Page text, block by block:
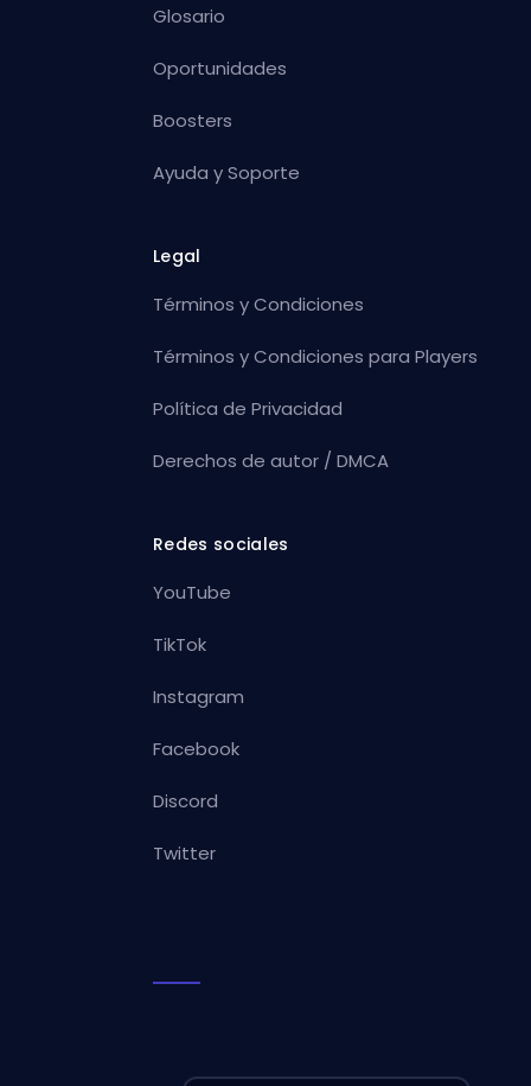
Glosario
Oportunidades
Boosters
Ayuda y Soporte
Legal
Términos y Condiciones
Términos y Condiciones para Players
Política de Privacidad
Derechos de autor / DMCA
Redes sociales
YouTube
TikTok
Instagram
Facebook
Discord
Twitter